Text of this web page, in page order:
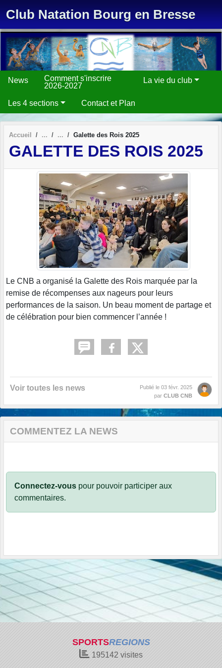
Club Natation Bourg en Bresse
News
Comment s'inscrire
2026-2027
La vie du club
Les 4 sections Contact et Plan
Accueil Galette des Rois 2025
GALETTE DES ROIS 2025
Le CNB a organisé la Galette des Rois marquée par la
remise de récompenses aux nageurs pour leurs
performances de la saison. Un beau moment de partage et
de célébration pour bien commencer l’année !
Voir toutes les news Publié le 03 févr. 2025
par CLUB CNB
COMMENTEZ LA NEWS
Connectez-vous pour pouvoir participer aux
commentaires.
SPORTSREGIONS
195142 visites